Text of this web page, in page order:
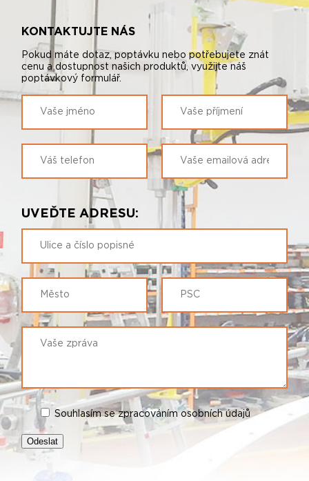
KONTAKTUJTE NÁS
Pokud máte dotaz, poptávku nebo potřebujete znát
cenu a dostupnost našich produktů, využijte náš
poptávkový formulář.
UVEĎTE ADRESU:
Souhlasím se zpracováním osobních údajů